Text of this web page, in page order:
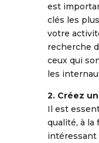
est
clés les
votre
recherche
ceux qui
les
2. Créez
Il est
qualité, à
intéressant